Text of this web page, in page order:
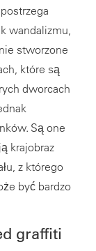
wandalizmu,
stworzone
które są
dworcach
Są one
krajobraz
z którego
być bardzo
graffiti